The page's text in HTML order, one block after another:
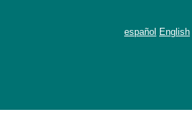
español English